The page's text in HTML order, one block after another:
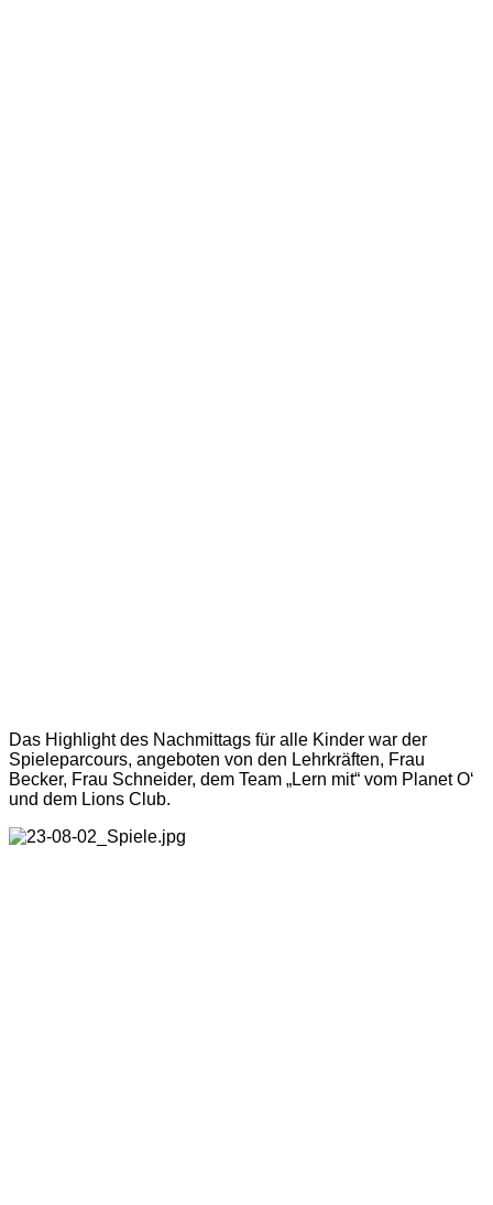
Das Highlight des Nachmittags für alle Kinder war der
Spieleparcours, angeboten von den Lehrkräften, Frau
Becker, Frau Schneider, dem Team „Lern mit“ vom Planet O‘
und dem Lions Club.